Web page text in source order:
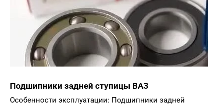
Подшипники задней ступицы ВАЗ
Особенности эксплуатации: Подшипники задней